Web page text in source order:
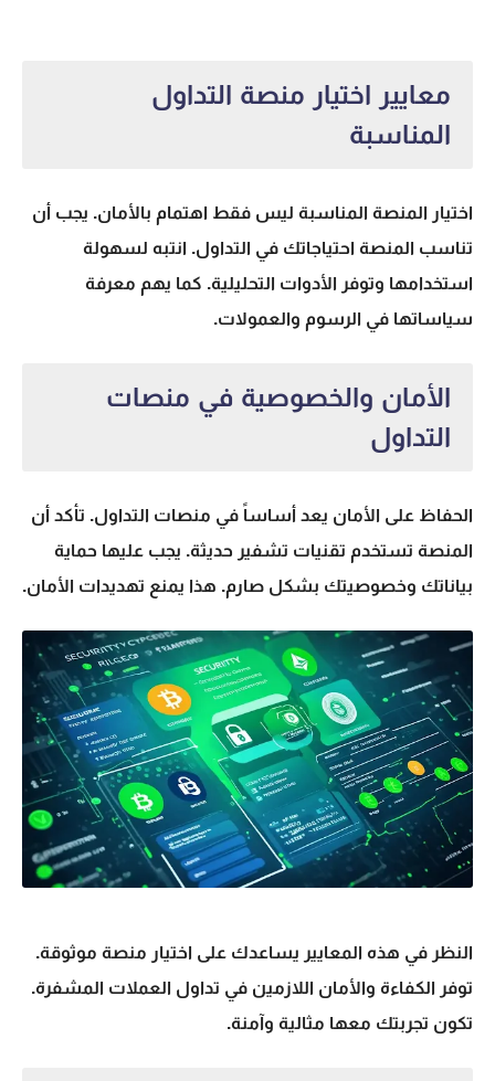
معايير اختيار منصة التداول
المناسبة
اختيار المنصة المناسبة ليس فقط اهتمام بالأمان. يجب أن
تناسب المنصة احتياجاتك في التداول. انتبه لسهولة
استخدامها وتوفر الأدوات التحليلية. كما يهم معرفة
سياساتها في الرسوم والعمولات.
الأمان والخصوصية في منصات
التداول
الحفاظ على الأمان يعد أساساً في منصات التداول. تأكد أن
المنصة تستخدم تقنيات تشفير حديثة. يجب عليها حماية
بياناتك وخصوصيتك بشكل صارم. هذا يمنع تهديدات الأمان.
النظر في هذه المعايير يساعدك على اختيار منصة موثوقة.
توفر الكفاءة والأمان اللازمين في تداول العملات المشفرة.
تكون تجربتك معها مثالية وآمنة.